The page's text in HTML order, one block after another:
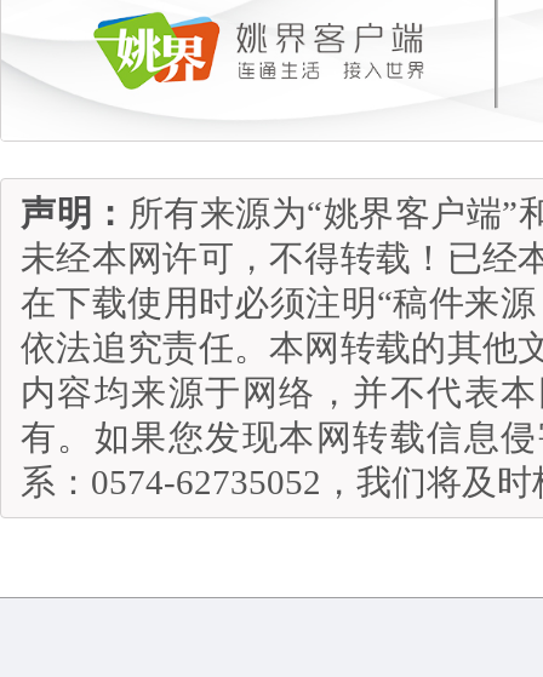
声明： 所有来源为“姚界客户端”
未经本网许可，不得转载！已经
在下载使用时必须注明“稿件来
依法追究责任。本网转载的其他
内容均来源于网络，并不代表
有。如果您发现本网转载信息
系：0574-62735052，我们将及